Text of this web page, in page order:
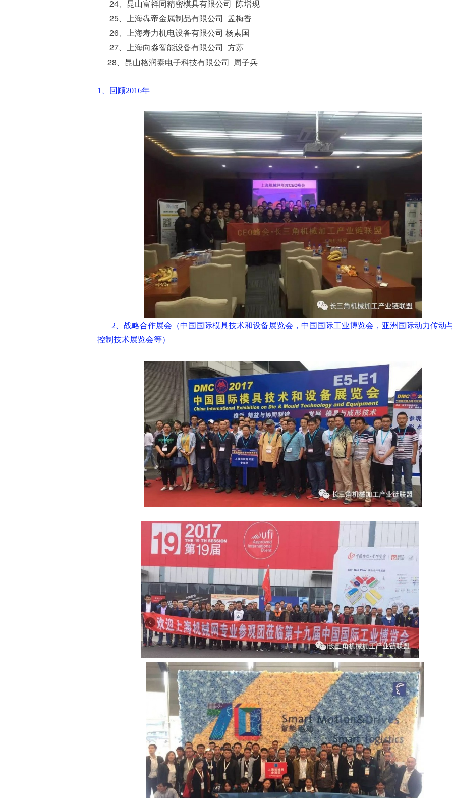
24、 昆山富祥同精密模具有限公司 陈增现
25、 上海犇帝金属制品有限公司 孟梅香
26、 上海寿力机电设备有限公司 杨素国
27、 上海向淼智能设备有限公司 方苏
28 、昆山格润泰电子科技有限公司 周子兵
1、回顾2016年
2、战略合作展会（中国国际模具技术和设备展览会，中国国际工业博览会，亚洲国际动力传动
控制技术展览会等）